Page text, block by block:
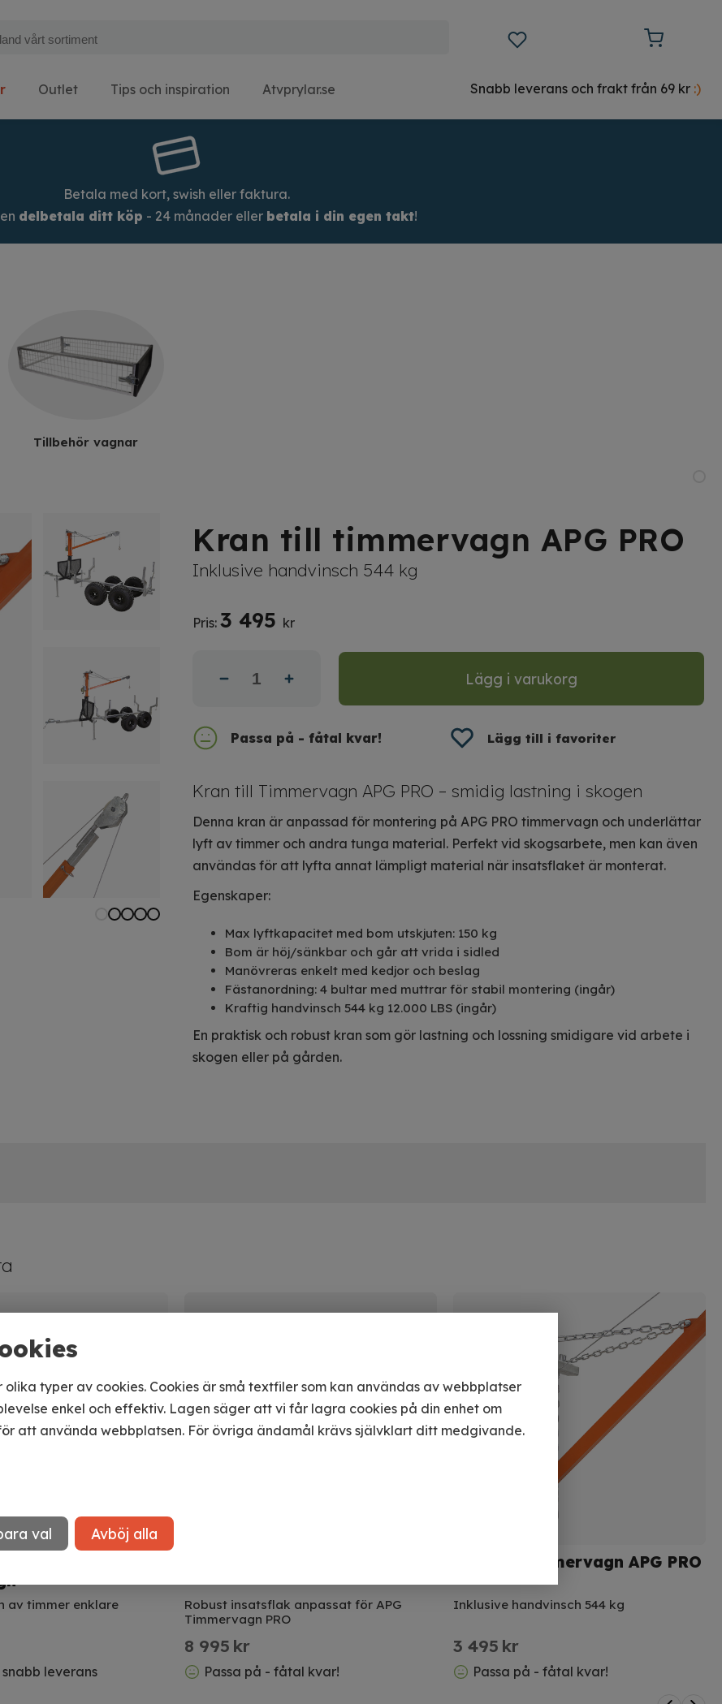
typer av cookies. Cookies är små textfiler som kan användas av webbplatser
enkel och effektiv. Lagen säger att vi får lagra cookies på din enhet om
att använda webbplatsen. För övriga ändamål krävs självklart ditt medgivande.
val Avböj alla
Outlet Tips och inspiration Atvprylar.se Snabb leverans och frakt från 69 kr :)
Betala med kort, swish eller faktura.
delbetala ditt köp - 24 månader eller betala i din egen takt!
Tillbehör vagnar
Kran till timmervagn APG PRO
Inklusive handvinsch 544 kg
Pris: 3 495 kr
Lägg i varukorg
Passa på - fåtal kvar! Lägg till i favoriter
Kran till Timmervagn APG PRO – smidig lastning i skogen
Denna kran är anpassad för montering på APG PRO timmervagn och underlättar
lyft av timmer och andra tunga material. Perfekt vid skogsarbete, men kan även
användas för att lyfta annat lämpligt material när insatsflaket är monterat.
Egenskaper:
Max lyftkapacitet med bom utskjuten: 150 kg
Bom är höj/sänkbar och går att vrida i sidled
Manövreras enkelt med kedjor och beslag
Fästanordning: 4 bultar med muttrar för stabil montering (ingår)
Kraftig handvinsch 544 kg 12.000 LBS (ingår)
En praktisk och robust kran som gör lastning och lossning smidigare vid arbete i
skogen eller på gården.
av timmer enklare
leverans
Robust insatsflak anpassat för APG
Timmervagn PRO
8 995 kr
Passa på - fåtal kvar!
Kran till timmervagn APG PRO
Inklusive handvinsch 544 kg
3 495 kr
Passa på - fåtal kvar!